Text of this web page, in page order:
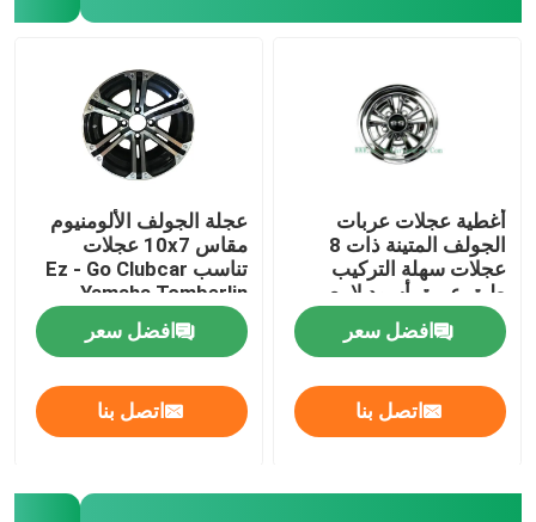
بطارية ليثيوم عربة الجولف
أجزاء عربة الغولف LVTONG
أجزاء خدمة أيقونة
أغطية عجلات عربات
الجولف المتينة ذات 8
عجلات سهلة التركيب
طبق عميق أسود لامع
افضل سعر
اتصل بنا
عجلة الجولف الألومنيوم
مقاس 10x7 عجلات
تناسب Ez - Go Clubcar
Yamaha Tomberlin
Harley
افضل سعر
اتصل بنا